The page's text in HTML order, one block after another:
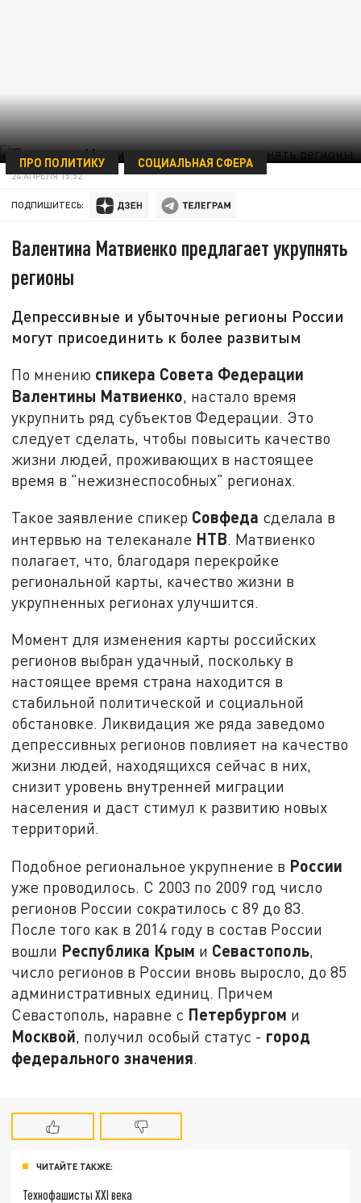
ПРО ПОЛИТИКУ СОЦИАЛЬНАЯ СФЕРА
24 АПРЕЛЯ 15:52
ПОДПИШИТЕСЬ:
Валентина Матвиенко предлагает укрупнять
регионы
Депрессивные и убыточные регионы России
могут присоединить к более развитым
По мнению спикера Совета Федерации
Валентины Матвиенко, настало время
укрупнить ряд субъектов Федерации. Это
следует сделать, чтобы повысить качество
жизни людей, проживающих в настоящее
время в "нежизнеспособных" регионах.
Такое заявление спикер Совфеда сделала в
интервью на телеканале НТВ. Матвиенко
полагает, что, благодаря перекройке
региональной карты, качество жизни в
укрупненных регионах улучшится.
Момент для изменения карты российских
регионов выбран удачный, поскольку в
настоящее время страна находится в
стабильной политической и социальной
обстановке. Ликвидация же ряда заведомо
депрессивных регионов повлияет на качество
жизни людей, находящихся сейчас в них,
снизит уровень внутренней миграции
населения и даст стимул к развитию новых
территорий.
Подобное региональное укрупнение в России
уже проводилось. С 2003 по 2009 год число
регионов России сократилось с 89 до 83.
После того как в 2014 году в состав России
вошли Республика Крым и Севастополь,
число регионов в России вновь выросло, до 85
административных единиц. Причем
Севастополь, наравне с Петербургом и
Москвой, получил особый статус - город
федерального значения.
ЧИТАЙТЕ ТАКЖЕ:
Технофашисты XXI века